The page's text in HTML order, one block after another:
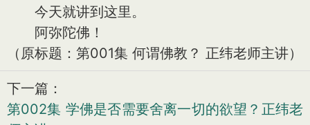
今天就讲到这里。
阿弥陀佛！
（原标题：第001集 何谓佛教？ 正纬老师主讲）
下一篇：
第002集 学佛是否需要舍离一切的欲望？正纬老